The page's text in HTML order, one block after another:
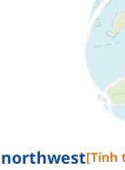
northwest[Tính